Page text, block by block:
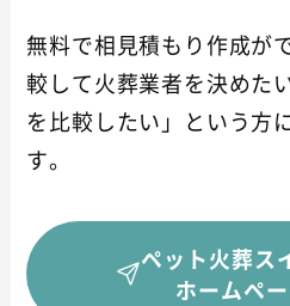
無料で相見積もり作成が
較して火葬業者を決めた
を比較したい」という方
す。
ペット火葬ス
ホームペ